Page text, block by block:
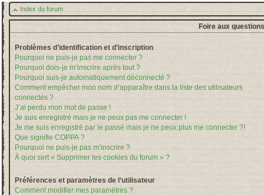
Index du forum
Foire aux
Problèmes d’identification et d’inscription
Pourquoi ne puis-je pas me connecter ?
Pourquoi dois-je m’inscrire après tout ?
Pourquoi suis-je automatiquement déconnecté ?
Comment empêcher mon nom d’apparaître dans la liste des utilisateurs
connectés ?
J’ai perdu mon mot de passe !
Je suis enregistré mais je ne peux pas me connecter !
Je me suis enregistré par le passé mais je ne peux plus me connecter ?!
Que signifie COPPA ?
Pourquoi ne puis-je pas m’inscrire ?
À quoi sert « Supprimer les cookies du forum » ?
Préférences et paramètres de l’utilisateur
Comment modifier mes paramètres ?